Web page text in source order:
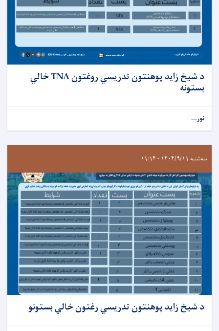
د شیخ زايد پوهنتون تدریسي روغتون TNA خالي
بستونه
نور...
سه‌شنبه ۱۴۰۴/۹/۱۱ - ۱۱:۱۴
د شیخ زاید پوهنتون تدریسي رغتون خالي بستونو